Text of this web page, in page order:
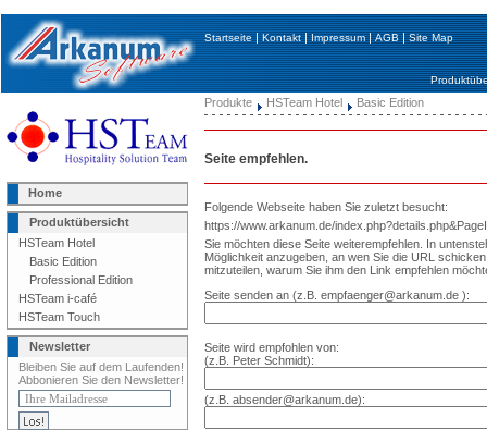
Startseite|Kontakt|Impressum|AGB|Site Map
Home
Produktübersicht
HSTeam Hotel
Basic Edition
Professional Edition
HSTeam i-café
HSTeam Touch
Newsletter
Bleiben Sie auf dem Laufenden!
Abbonieren Sie den Newsletter!
Produkte HSTeam Hotel Basic Edition
Seite empfehlen.
Folgende Webseite haben Sie zuletzt besucht:
https://www.arkanum.de/
Sie möchten diese Seite weiterempfehlen. In
Möglichkeit anzugeben, an wen Sie die URL
mitzuteilen, warum Sie ihm den Link empfehlen
Seite senden an (z.B. empfaenger@arkanum.de ):
Seite wird empfohlen von:
(z.B. Peter Schmidt):
(z.B. absender@arkanum.de):